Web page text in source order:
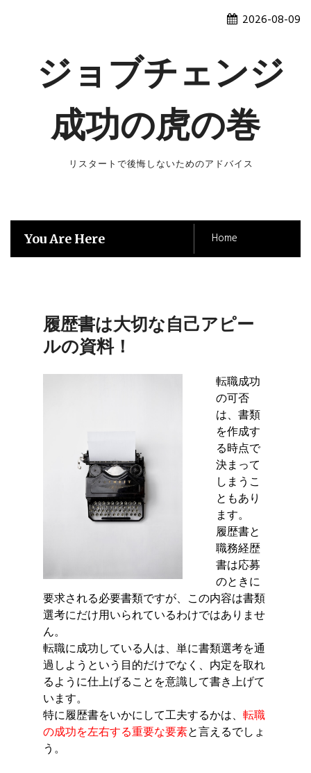
2026-08-09
ジョブチェンジ
成功の虎の巻
リスタートで後悔しないためのアドバイス
You Are Here Home
履歴書は大切な自己アピー
ルの資料！
転職成功
の可否
は、書類
を作成す
る時点で
決まって
しまうこ
ともあり
ます。
履歴書と
職務経歴
書は応募
のときに
要求される必要書類ですが、この内容は書類
選考にだけ用いられているわけではありませ
ん。
転職に成功している人は、単に書類選考を通
過しようという目的だけでなく、内定を取れ
るように仕上げることを意識して書き上げて
います。
特に履歴書をいかにして工夫するかは、 転職
の成功を左右する重要な要素と言えるでしょ
う。